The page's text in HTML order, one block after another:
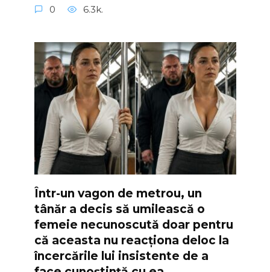
0 6.3k.
Într-un vagon de metrou, un
tânăr a decis să umilească o
femeie necunoscută doar pentru
că aceasta nu reacționa deloc la
încercările lui insistente de a